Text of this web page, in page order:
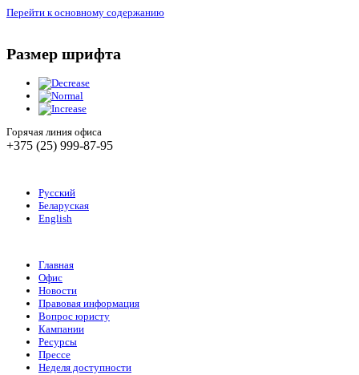
Перейти к основному содержанию
Размер шрифта
Горячая линия офиса
+375 (25) 999-87-95
Русский
Беларуская
English
Главная
Офис
Новости
Правовая информация
Вопрос юристу
Кампании
Ресурсы
Прессе
Неделя доступности